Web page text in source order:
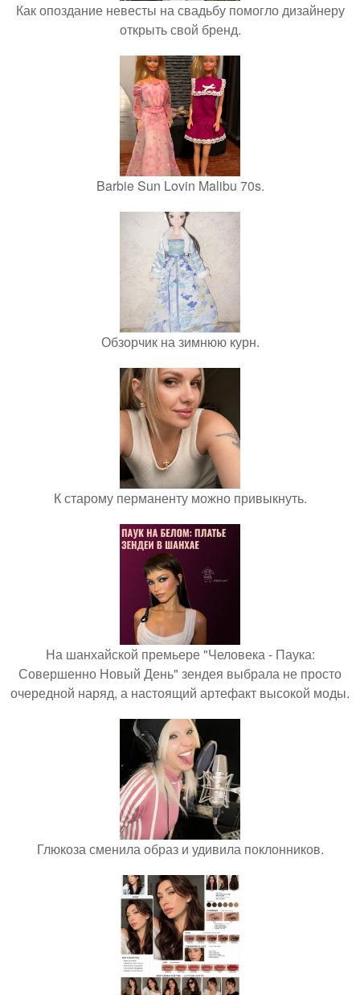
Как опоздание невесты на свадьбу помогло дизайнеру
открыть свой бренд.
Barbie Sun Lovin Malibu 70s.
Обзорчик на зимнюю курн.
К старому перманенту можно привыкнуть.
На шанхайской премьере "Человека - Паука:
Совершенно Новый День" зендея выбрала не просто
очередной наряд, а настоящий артефакт высокой моды.
Глюкоза сменила образ и удивила поклонников.